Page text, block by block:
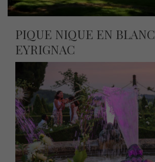
PIQUE NIQUE EN BLANC
EYRIGNAC